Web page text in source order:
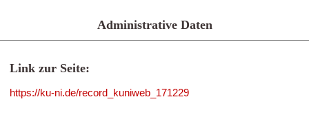
Administrative Daten
Link zur Seite:
https://ku-ni.de/record_kuniweb_171229